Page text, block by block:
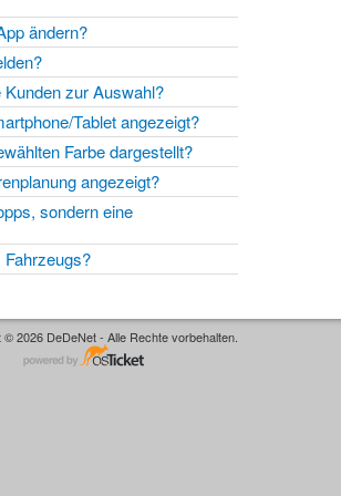
ändern?
zur Auswahl?
Tablet angezeigt?
Farbe dargestellt?
angezeigt?
sondern eine
2026 DeDeNet - Alle Rechte vorbehalten.